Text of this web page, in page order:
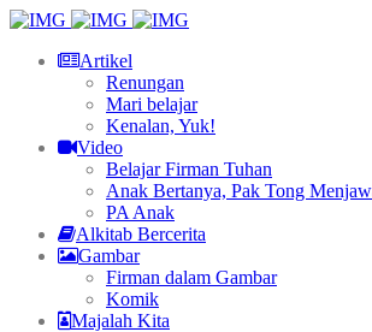
Artikel
Renungan
Mari belajar
Kenalan, Yuk!
Video
Belajar Firman Tuhan
Anak Bertanya, Pak Tong
PA Anak
Alkitab Bercerita
Gambar
Firman dalam Gambar
Komik
Majalah Kita